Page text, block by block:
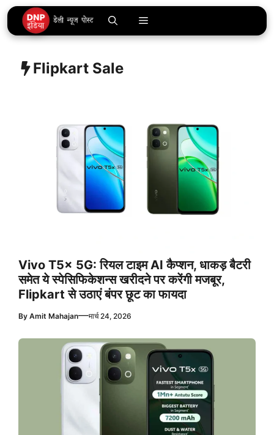
Skip
to
content
Menu
Flipkart Sale
Vivo T5x 5G: रियल टाइम AI कैप्शन, धाकड़ बैटरी
समेत ये स्पेसिफिकेशन्स खरीदने पर करेंगी मजबूर,
Flipkart से उठाएं बंपर छूट का फायदा
By Amit Mahajan—मार्च 24, 2026